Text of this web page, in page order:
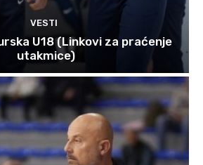
VESTI
U18 (Linkovi za praćenje
utakmice)